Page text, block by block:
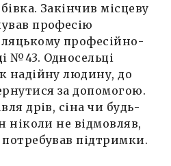
Закінчив місцеву
професію
професійно-
№43. Односельці
надійну людину, до
за допомогою.
дрів, сіна чи будь-
ніколи не відмовляв,
підтримки.